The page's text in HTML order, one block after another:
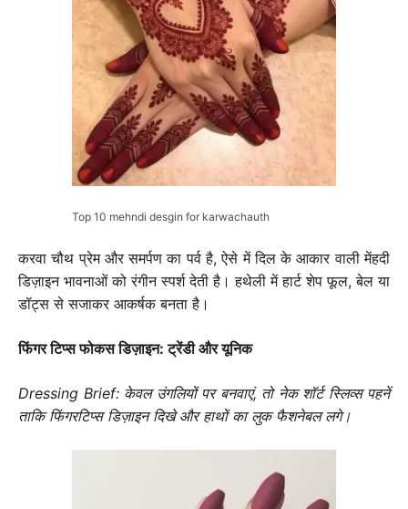
Top 10 mehndi desgin for karwachauth
करवा चौथ प्रेम और समर्पण का पर्व है, ऐसे में दिल के आकार वाली मेंहदी
डिज़ाइन भावनाओं को रंगीन स्पर्श देती है। हथेली में हार्ट शेप फूल, बेल या
डॉट्स से सजाकर आकर्षक बनता है।
फिंगर टिप्स फोकस डिज़ाइन: ट्रेंडी और यूनिक
Dressing Brief: केवल उंगलियों पर बनवाएं, तो नेक शॉर्ट स्लिव्स पहनें
ताकि फिंगरटिप्स डिज़ाइन दिखे और हाथों का लुक फैशनेबल लगे।